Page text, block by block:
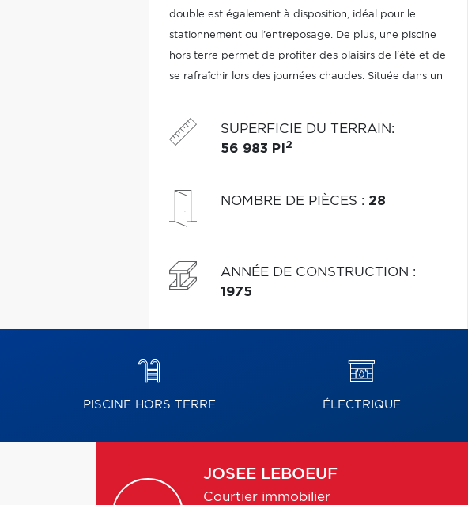
double est également à disposition, idéal pour le
stationnement ou l'entreposage. De plus, une piscine
hors terre permet de profiter des plaisirs de l'été et de
se rafraîchir lors des journées chaudes. Située dans un
Sainte-Sophie-De-Lévrard.
SUPERFICIE DU TERRAIN:
56 983 PI 2
NOMBRE DE PIÈCES : 28
ANNÉE DE CONSTRUCTION :
1975
PISCINE HORS TERRE ÉLECTRIQUE
JOSEE LEBOEUF
Courtier immobilier